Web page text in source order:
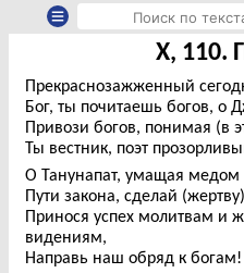
X, 110.
Прекраснозажженный
Бог, ты почитаешь богов, о
Привози богов, понимая (в
Ты вестник, поэт
О Танунапат, умащая
Пути закона, сделай
Принося успех молитвам и
видениям,
Направь наш обряд к богам!